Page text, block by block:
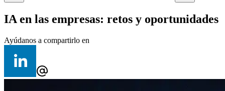
IA en las empresas: retos y oportunidades
Ayúdanos a compartirlo en